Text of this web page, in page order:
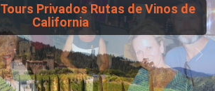
Privados Rutas de Vinos de
California